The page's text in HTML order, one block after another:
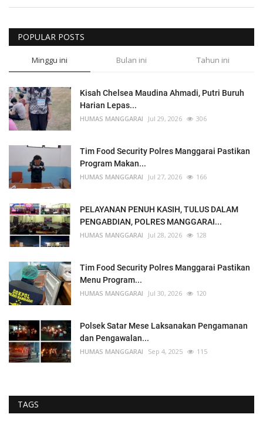
POPULAR POSTS
Minggu ini Bulan ini Tahun ini
Kisah Chelsea Maudina Ahmadi, Putri Buruh
Harian Lepas...
HUMAS MANGGARAI Jul 29, 2026 306
Tim Food Security Polres Manggarai Pastikan
Program Makan...
HUMAS MANGGARAI Jul 27, 2026 166
PELAYANAN PENUH KASIH, TULUS DALAM
PENGABDIAN, POLRES MANGGARAI...
HUMAS MANGGARAI Jul 28, 2026 128
Tim Food Security Polres Manggarai Pastikan
Menu Program...
HUMAS MANGGARAI Jul 30, 2026 120
Polsek Satar Mese Laksanakan Pengamanan
dan Pengawalan...
HUMAS MANGGARAI Sep 4, 2025 115
TAGS